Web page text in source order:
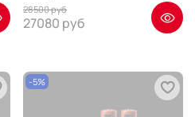
28500 руб
27080 руб
-5%